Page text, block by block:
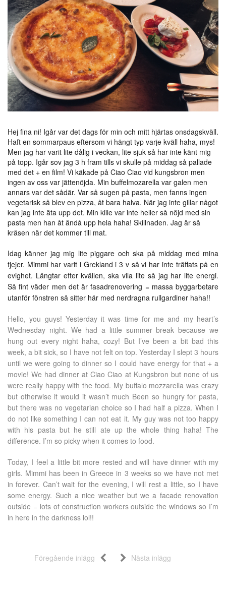
Hej fina ni! Igår var det dags för min och mitt hjärtas onsdagskväll.
Haft en sommarpaus eftersom vi hängt typ varje kväll haha, mys!
Men jag har varit lite dålig i veckan, lite sjuk så har inte känt mig
på topp. Igår sov jag 3 h fram tills vi skulle på middag så pallade
med det + en film! Vi käkade på Ciao Ciao vid kungsbron men
ingen av oss var jättenöjda. Min buffelmozarella var galen men
annars var det sådär. Var så sugen på pasta, men fanns ingen
vegetarisk så blev en pizza, åt bara halva. När jag inte gillar något
kan jag inte äta upp det. Min kille var inte heller så nöjd med sin
pasta men han åt ändå upp hela haha! Skillnaden. Jag är så
kräsen när det kommer till mat.
Idag känner jag mig lite piggare och ska på middag med mina
tjejer. Mimmi har varit i Grekland i 3 v så vi har inte träffats på en
evighet. Längtar efter kvällen, ska vila lite så jag har lite energi.
Så fint väder men det är fasadrenovering = massa byggarbetare
utanför fönstren så sitter här med nerdragna rullgardiner haha!!
Hello, you guys! Yesterday it was time for me and my heart’s
Wednesday night. We had a little summer break because we
hung out every night haha, cozy! But I’ve been a bit bad this
week, a bit sick, so I have not felt on top. Yesterday I slept 3 hours
until we were going to dinner so I could have energy for that + a
movie! We had dinner at Ciao Ciao at Kungsbron but none of us
were really happy with the food. My buffalo mozzarella was crazy
but otherwise it would it wasn’t much Been so hungry for pasta,
but there was no vegetarian choice so I had half a pizza. When I
do not like something I can not eat it. My guy was not too happy
with his pasta but he still ate up the whole thing haha! The
difference. I’m so picky when it comes to food.
Today, I feel a little bit more rested and will have dinner with my
girls. Mimmi has been in Greece in 3 weeks so we have not met
in forever. Can’t wait for the evening, I will rest a little, so I have
some energy. Such a nice weather but we a facade renovation
outside = lots of construction workers outside the windows so I’m
in here in the darkness lol!!
Föregående inlägg Nästa inlägg